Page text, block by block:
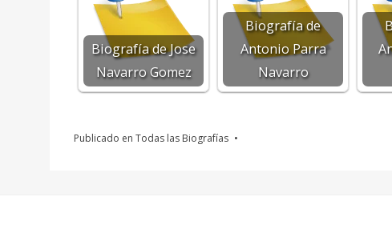
Biografía de Jose
Navarro Gomez
Biografía de
Antonio Parra
Navarro
Publicado en Todas las Biografías